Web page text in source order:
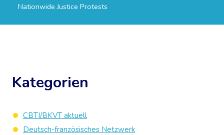
Nationwide Justice Protests
Kategorien
CBTI/BKVT aktuell
Deutsch-französisches Netzwerk